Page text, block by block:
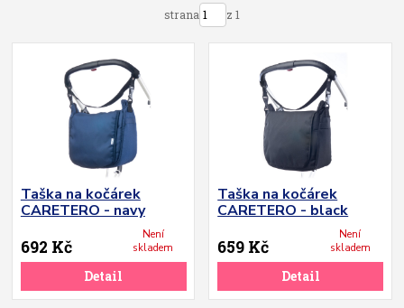
strana z 1
Taška na kočárek
CARETERO - navy
692 Kč
Není
skladem
Detail
Taška na kočárek
CARETERO - black
659 Kč
Není
skladem
Detail